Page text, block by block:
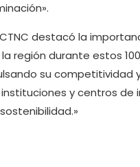
destacó la
región durante estos
su competitividad
y centros